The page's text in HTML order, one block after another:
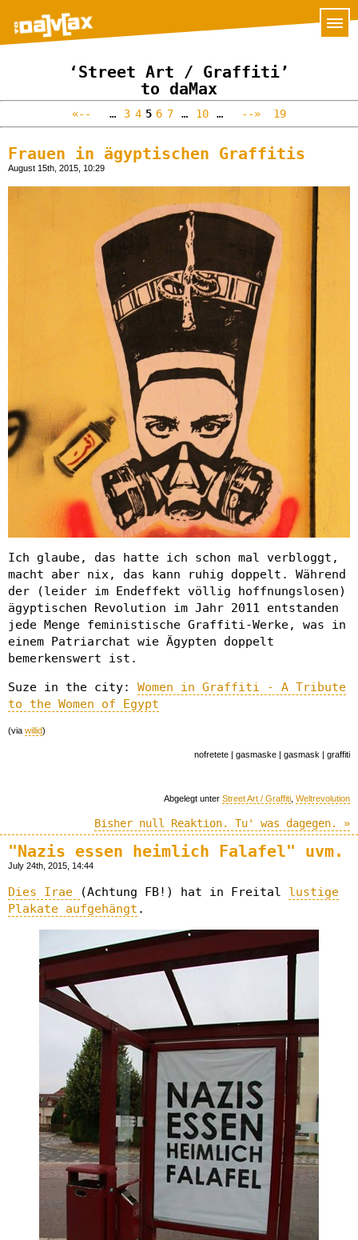
‘Street Art / Graffiti’
to daMax
«-- … 3 4 5 6 7 … 10 … --» 19
Frauen in ägyptischen Graffitis
August 15th, 2015, 10:29
Ich glaube, das hatte ich schon mal verbloggt,
macht aber nix, das kann ruhig doppelt. Während
der (leider im Endeffekt völlig hoffnungslosen)
ägyptischen Revolution im Jahr 2011 entstanden
jede Menge feministische Graffiti-Werke, was in
einem Patriarchat wie Ägypten doppelt
bemerkenswert ist.
Suze in the city: Women in Graffiti - A Tribute
to the Women of Egypt
(via willid)
nofretete | gasmaske | gasmask | graffiti
Abgelegt unter Street Art / Graffiti Weltrevolution
Bisher null Reaktion. Tu' was dagegen. »
"Nazis essen heimlich Falafel" uvm.
July 24th, 2015, 14:44
Dies Irae (Achtung FB!) hat in Freital lustige
Plakate aufgehängt .